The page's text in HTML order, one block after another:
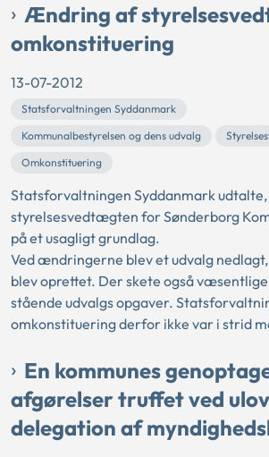
Ændring af
omkonstituering
13-07-2012
Statsforvaltningen Syddanmark
Kommunalbestyrelsen og dens udvalg
Omkonstituering
Statsforvaltningen Syddanmark
styrelsesvedtægten for Sønderborg
på et usagligt grundlag.
Ved ændringerne blev et udvalg
blev oprettet. Der skete også
stående udvalgs opgaver.
omkonstituering derfor ikke var i strid
En kommunes
afgørelser truffet ved
delegation af